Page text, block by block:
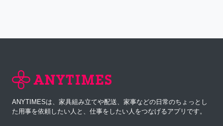
ANYTIMESは、家具組み立てや配送、家事などの日常のちょっとし
た用事を依頼したい人と、仕事をしたい人をつなげるアプリです。